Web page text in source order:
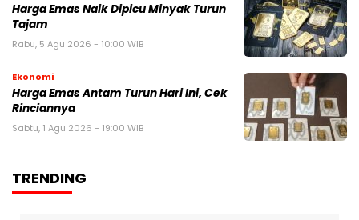
Harga Emas Naik Dipicu Minyak Turun
Tajam
Rabu, 5 Agu 2026 - 10:00 WIB
Ekonomi
Harga Emas Antam Turun Hari Ini, Cek
Rinciannya
Sabtu, 1 Agu 2026 - 19:00 WIB
TRENDING